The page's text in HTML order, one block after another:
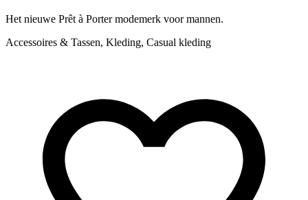
Het nieuwe Prêt à Porter modemerk voor mannen.
Accessoires & Tassen, Kleding, Casual kleding